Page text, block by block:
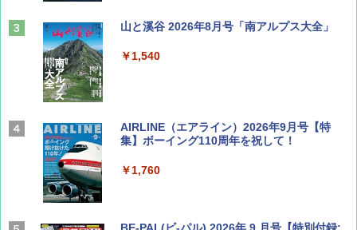
山と溪谷 2026年8月号「南アルプス大全」
￥1,540
AIRLINE（エアライン）2026年9月号【特
集】ボーイング110周年を祝して！
￥1,760
BE-PAL(ビ-パル) 2026年 9 月号【特別付録: